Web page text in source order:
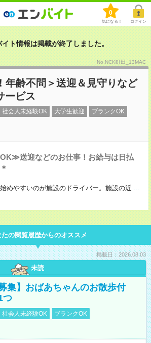
0
気になる！ ログイン
ト情報は掲載が終了しました。
No.NCK町田_13MAC
年齢不問＞送迎＆見守りなど
ービス
社会人未経験OK 大学生歓迎 ブランクOK
送迎などのお仕事！お給与は日払
めやすいのが施設のドライバー。施設の近 ...
たの閲覧履歴からのオススメ
掲載日：2026.08.03
未読
集】おばあちゃんのお散歩付
つ
社会人未経験OK
ブランクOK